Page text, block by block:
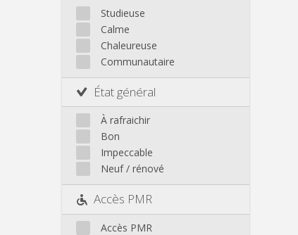
Walhain
Wavre
Autre
Studieuse
Calme
Chaleureuse
Communautaire
État général
À rafraichir
Bon
Impeccable
Neuf / rénové
Accès PMR
Accès PMR